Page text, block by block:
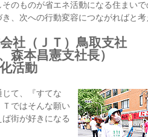
のものが省エネ活動になる住まい
、次への行動変容につながればと考
社（ＪＴ）鳥取支社
森本昌憲支社長）
活動
て、『すてな
ではそんな願い
街が好きになる